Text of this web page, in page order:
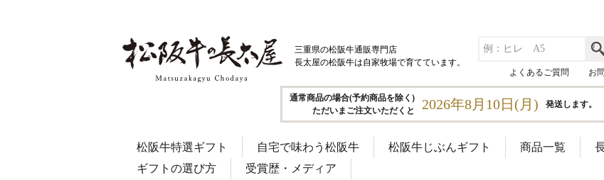
三重県の松阪牛通販専門店
長太屋の松阪牛は自家牧場で育てています。
よくあるご質問
お
通常商品の場合(予約商品を除く)
ただいまご注文いただくと
2026年8月10日(月) 発送します。
松阪牛特選ギフト 自宅で味わう松阪牛 松阪牛じぶんギフト 商品一覧
ギフトの選び方
受賞歴・メディア